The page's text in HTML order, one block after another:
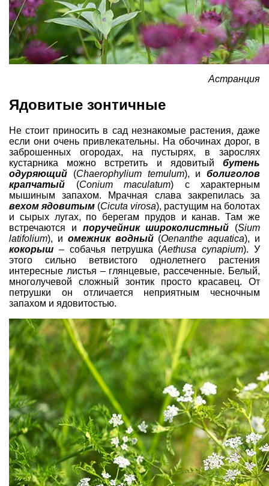
Астранция
Ядовитые зонтичные
Не стоит приносить в сад незнакомые растения, даже
если они очень привлекательны. На обочинах дорог, в
заброшенных огородах, на пустырях, в зарослях
кустарника можно встретить и ядовитый бутень
одуряющий (Chaerophylium temulum), и болиголов
крапчатый (Conium maculatum) с характерным
мышиным запахом. Мрачная слава закрепилась за
вехом ядовитым (Cicuta virosa), растущим на болотах
и сырых лугах, по берегам прудов и канав. Там же
встречаются и поручейник широколистный (Sium
latifolium), и омежник водный(Oenanthe aquatica), и
кокорыш – собачья петрушка (Aethusa cynapium). У
этого сильно ветвистого однолетнего растения
интересные листья – глянцевые, рассеченные. Белый,
многолучевой сложный зонтик просто красавец. От
петрушки он отличается неприятным чесночным
запахом и ядовитостью.